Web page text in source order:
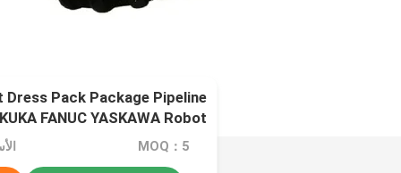
Dress Pack Package Pipeline
FANUC YASKAWA Robot
Cable Solution
MOQ：5